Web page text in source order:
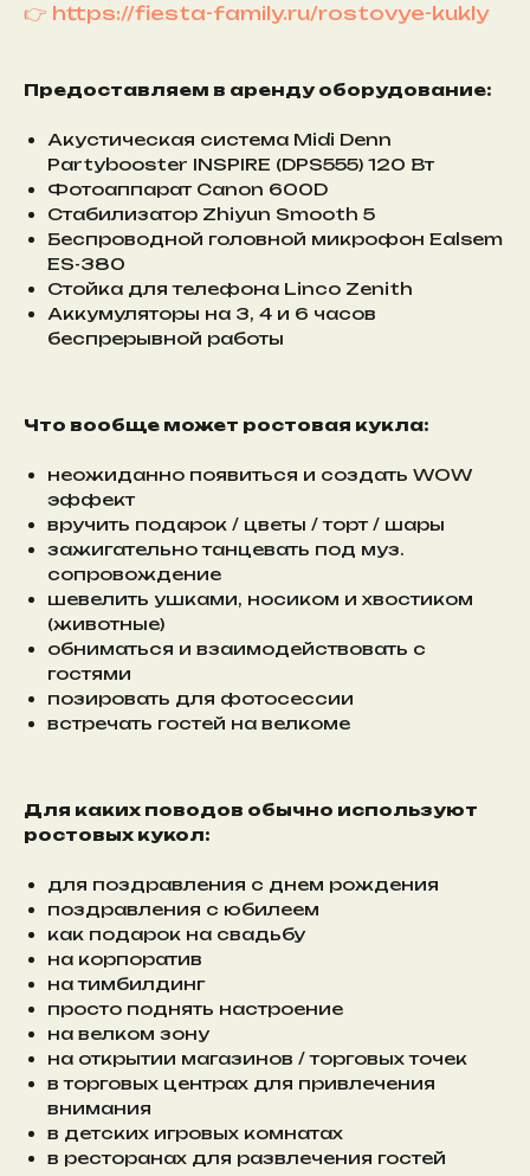
👉 https://fiesta-family.ru/rostovye-kukly
Предоставляем в аренду оборудование:
Акустическая система Midi Denn
Partybooster INSPIRE (DPS555) 120 Вт
Фотоаппарат Canon 600D
Стабилизатор Zhiyun Smooth 5
Беспроводной головной микрофон Ealsem
ES-380
Стойка для телефона Linco Zenith
Аккумуляторы на 3, 4 и 6 часов
беспрерывной работы
Что вообще может ростовая кукла:
неожиданно появиться и создать WOW
эффект
вручить подарок / цветы / торт / шары
зажигательно танцевать под муз.
сопровождение
шевелить ушками, носиком и хвостиком
(животные)
обниматься и взаимодействовать с
гостями
позировать для фотосессии
встречать гостей на велкоме
Для каких поводов обычно используют
ростовых кукол:
для поздравления с днем рождения
поздравления с юбилеем
как подарок на свадьбу
на корпоратив
на тимбилдинг
просто поднять настроение
на велком зону
на открытии магазинов / торговых точек
в торговых центрах для привлечения
внимания
в детских игровых комнатах
в ресторанах для развлечения гостей